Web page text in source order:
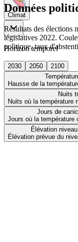
Climat
Horizon temporel
2030 2050
2100
Hausse de la
Nuits
Nuits où la température
Jours de
Jours où la température
Élévation
Élévation prévue du
Données
Résultats des élections
législatives 2022.
politique, taux